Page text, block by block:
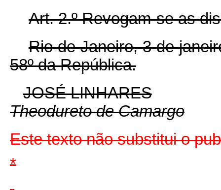
Art. 2.º Revogam-se as
Rio de Janeiro, 3 de
58º da República.
JOSÉ LINHARES
Theodureto de Camargo
Este texto não substitui o
*